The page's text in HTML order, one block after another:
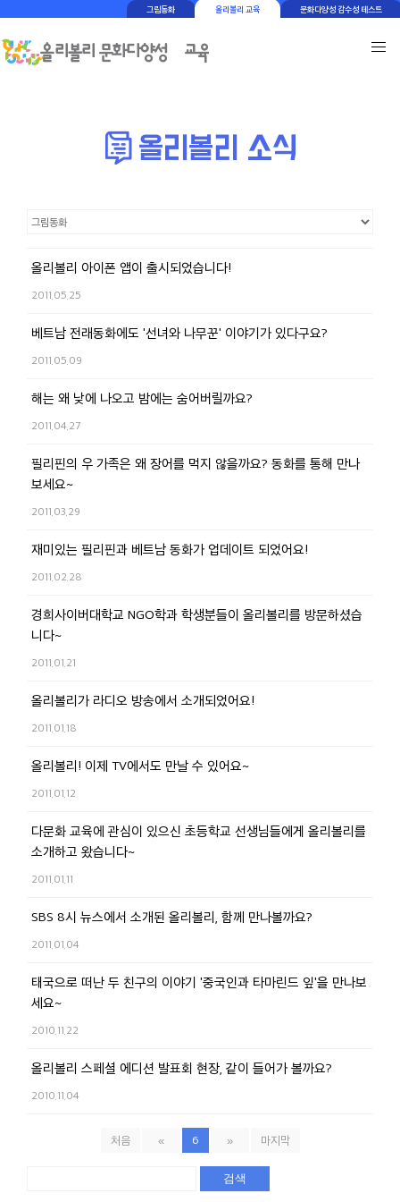
그림동화 올리볼리 교육 문화다양성 감수성 테스트
올리볼리 아이폰 앱이 출시되었습니다!
2011.05.25
베트남 전래동화에도 '선녀와 나무꾼' 이야기가 있다구요?
2011.05.09
해는 왜 낮에 나오고 밤에는 숨어버릴까요?
2011.04.27
필리핀의 우 가족은 왜 장어를 먹지 않을까요? 동화를 통해 만나
보세요~
2011.03.29
재미있는 필리핀과 베트남 동화가 업데이트 되었어요!
2011.02.28
경희사이버대학교 NGO학과 학생분들이 올리볼리를 방문하셨습
니다~
2011.01.21
올리볼리가 라디오 방송에서 소개되었어요!
2011.01.18
올리볼리! 이제 TV에서도 만날 수 있어요~
2011.01.12
다문화 교육에 관심이 있으신 초등학교 선생님들에게 올리볼리를
소개하고 왔습니다~
2011.01.11
SBS 8시 뉴스에서 소개된 올리볼리, 함께 만나볼까요?
2011.01.04
태국으로 떠난 두 친구의 이야기 '중국인과 타마린드 잎'을 만나보
세요~
2010.11.22
올리볼리 스페셜 에디션 발표회 현장, 같이 들어가 볼까요?
2010.11.04
처음 « 6 » 마지막
검색